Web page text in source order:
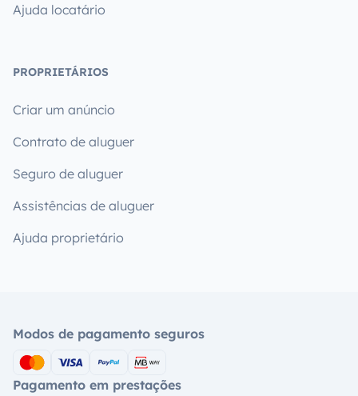
Ajuda locatário
PROPRIETÁRIOS
Criar um anúncio
Contrato de aluguer
Seguro de aluguer
Assistências de aluguer
Ajuda proprietário
Modos de pagamento seguros
Pagamento em prestações